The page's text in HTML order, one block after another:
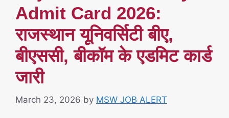
Admit Card 2026:
राजस्थान यूनिवर्सिटी बीए,
बीएससी, बीकॉम के एडमिट कार्ड
जारी
March 23, 2026 by MSW JOB ALERT